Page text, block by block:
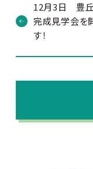
12月3日 豊
完成見学会を
す！